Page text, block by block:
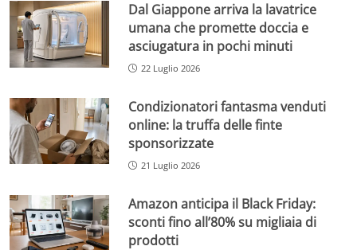
Dal Giappone arriva la lavatrice
umana che promette doccia e
asciugatura in pochi minuti
22 Luglio 2026
Condizionatori fantasma venduti
online: la truffa delle finte
sponsorizzate
21 Luglio 2026
Amazon anticipa il Black Friday:
sconti fino all’80% su migliaia di
prodotti